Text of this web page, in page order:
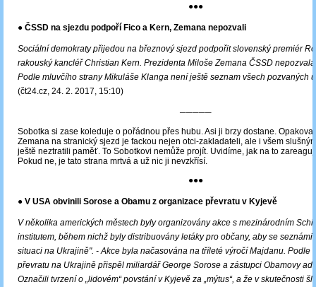
●●●
● ČSSD na sjezdu podpoří Fico a Kern, Zemana nepozvali
Sociální demokraty přijedou na březnový sjezd podpořit slovenský premiér
rakouský kancléř Christian Kern. Prezidenta Miloše Zemana ČSSD
Podle mluvčího strany Mikuláše Klanga není ještě seznam všech pozvaných
(čt24.cz, 24. 2. 2017, 15:10)
─────
Sobotka si zase koleduje o pořádnou přes hubu. Asi ji brzy dostane.
Zemana na stranický sjezd je fackou nejen otci-zakladateli, ale i všem
ještě neztratili paměť. To Sobotkovi nemůže projít. Uvidíme, jak na to
Pokud ne, je tato strana mrtvá a už nic ji nevzkřísí.
●●●
● V USA obvinili Sorose a Obamu z organizace převratu v Kyjevě
V několika amerických městech byly organizovány akce s mezinárodním
institutem, během nichž byly distribuovány letáky pro občany, aby se
situaci na Ukrajině". - Akce byla načasována na tříleté výročí Majdanu. Podle
převratu na Ukrajině přispěl miliardář George Sorose a zástupci Obamovy
Označili tvrzení o „lidovém“ povstání v Kyjevě za „mýtus“, a že v skutečnosti